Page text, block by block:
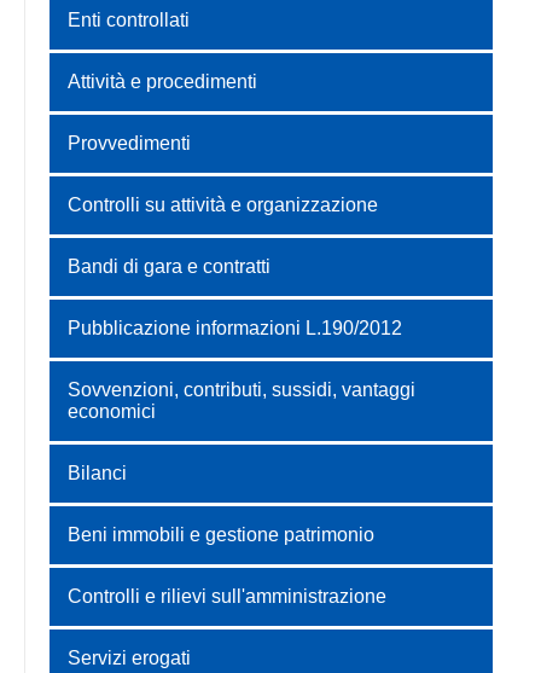
Enti controllati
Attività e procedimenti
Provvedimenti
Controlli su attività e organizzazione
Bandi di gara e contratti
Pubblicazione informazioni L.190/2012
Sovvenzioni, contributi, sussidi, vantaggi
economici
Bilanci
Beni immobili e gestione patrimonio
Controlli e rilievi sull'amministrazione
Servizi erogati